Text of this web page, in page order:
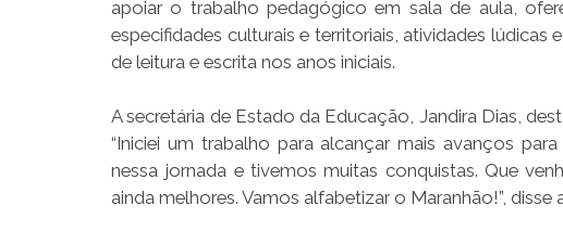
apoiar o trabalho pedagógico em sala de aula,
especifidades culturais e territoriais, atividades
de leitura e escrita nos anos iniciais.
A secretária de Estado da Educação, Jandira Dias,
“Iniciei um trabalho para alcançar mais avanços
nessa jornada e tivemos muitas conquistas. Que
ainda melhores. Vamos alfabetizar o Maranhão!”, disse